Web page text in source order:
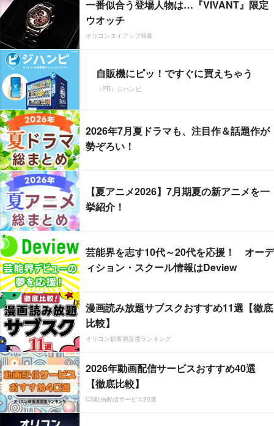
一番似合う登場人物は…『VIVANT』限定
ウオッチ
オリコンタイアップ特集
自販機にピッ！ですぐに買えちゃう
（PR）ジハンピ
2026年7月夏ドラマも、注目作＆話題作が
勢ぞろい！
【夏アニメ2026】7月期夏の新アニメを一
挙紹介！
芸能界を志す10代～20代を応援！ オーデ
ィション・スクール情報はDeview
漫画読み放題サブスクおすすめ11選【徹底
比較】
オリコン顧客満足度ランキング
2026年動画配信サービスおすすめ40選
【徹底比較】
CS動画配信サービス20選